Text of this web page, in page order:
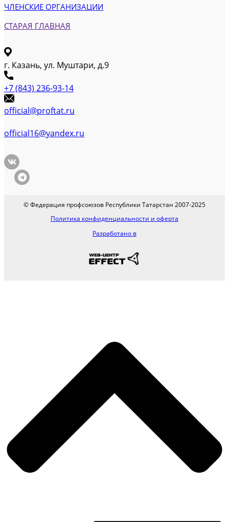
ЧЛЕНСКИЕ ОРГАНИЗАЦИИ
СТАРАЯ ГЛАВНАЯ
г. Казань, ул. Муштари, д.9
+7 (843) 236-93-14
official@proftat.ru
official16@yandex.ru
© Федерация профсоюзов Республики Татарстан 2007-2025
Политика конфиденциальности и оферта
Разработано в